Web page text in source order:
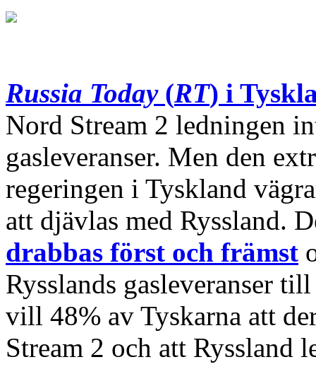
Russia Today(RT) i
Nord Stream 2 ledningen
gasleveranser. Men den
regeringen i Tyskland
att djävlas med Ryssland.
drabbas först och främst
Rysslands gasleveranser
vill 48% av Tyskarna att
Stream 2 och att Ryssland